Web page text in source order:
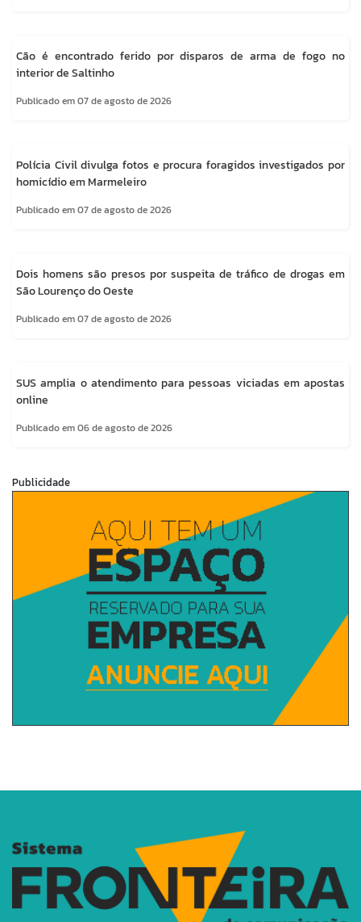
Cão é encontrado ferido por disparos de arma de fogo no
interior de Saltinho
Publicado em 07 de agosto de 2026
Polícia Civil divulga fotos e procura foragidos investigados por
homicídio em Marmeleiro
Publicado em 07 de agosto de 2026
Dois homens são presos por suspeita de tráfico de drogas em
São Lourenço do Oeste
Publicado em 07 de agosto de 2026
SUS amplia o atendimento para pessoas viciadas em apostas
online
Publicado em 06 de agosto de 2026
Publicidade